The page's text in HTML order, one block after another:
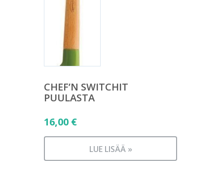
CHEF’N SWITCHIT
PUULASTA
16,00 €
LUE LISÄÄ »